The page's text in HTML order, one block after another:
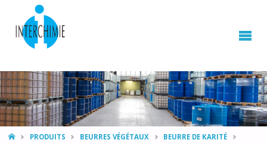
HOMEPRODUITS BEURRES VÉGÉTAUX
BEURRE DE KARITÉ